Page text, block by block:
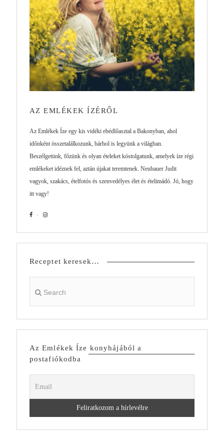
AZ EMLÉKEK ÍZÉRŐL
Az Emlékek Íze egy kis vidéki ebédlőasztal a Bakonyban, ahol
időnként összetalálkozunk, bárhol is legyünk a világban.
Beszélgetünk, főzünk és olyan ételeket kóstolgatunk, amelyek íze régi
emlékeket idéznek fel, aztán újakat teremtenek. Neubauer Judit
vagyok, szakács, ételfotós és szenvedélyes élet és ételimádó. Jó, hogy
itt vagy!
Receptet keresek…
Az Emlékek Íze konyhájából a
postafiókodba